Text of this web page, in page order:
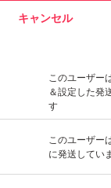
このユーザー
＆設定した発
す
このユーザー
に発送してい
キャンセル